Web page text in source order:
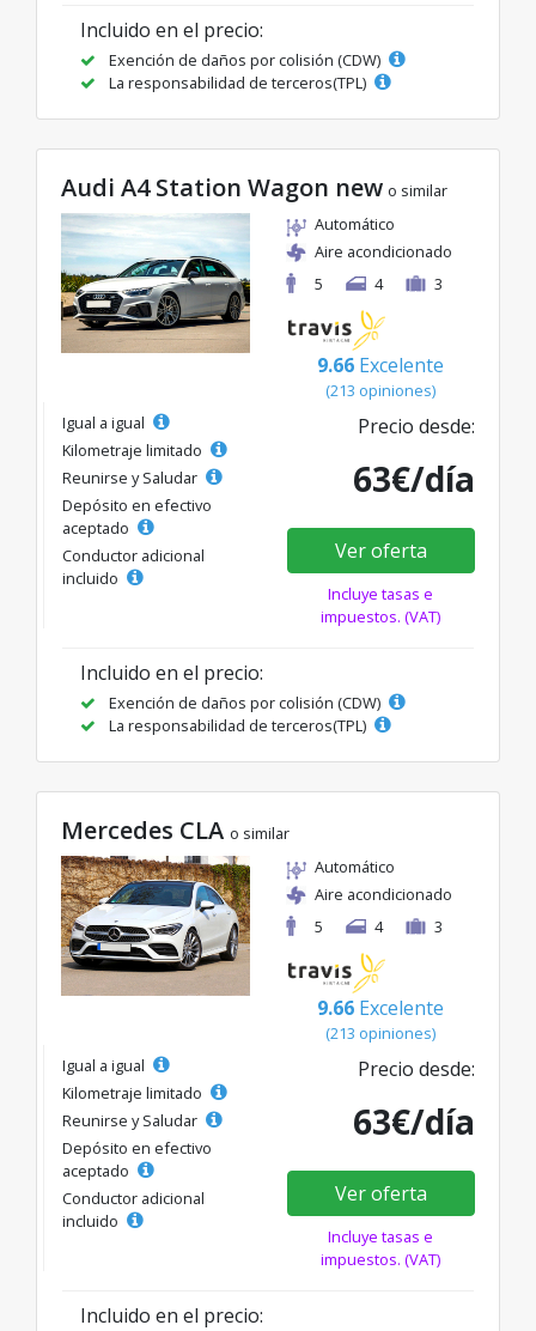
Incluido en el precio:
Exención de daños por colisión (CDW)
La responsabilidad de terceros(TPL)
Audi A4 Station Wagon new o similar
Automático
Aire acondicionado
5
4 3
9.66 Excelente
(213 opiniones)
Igual a igual
Kilometraje limitado
Reunirse y Saludar
Depósito en efectivo
aceptado
Conductor adicional
incluido
Precio desde:
63€/día
Ver oferta
Incluye tasas e
impuestos. (VAT)
Incluido en el precio:
Exención de daños por colisión (CDW)
La responsabilidad de terceros(TPL)
Mercedes CLA o similar
Automático
Aire acondicionado
5
4 3
9.66 Excelente
(213 opiniones)
Igual a igual
Kilometraje limitado
Reunirse y Saludar
Depósito en efectivo
aceptado
Conductor adicional
incluido
Precio desde:
63€/día
Ver oferta
Incluye tasas e
impuestos. (VAT)
Incluido en el precio: